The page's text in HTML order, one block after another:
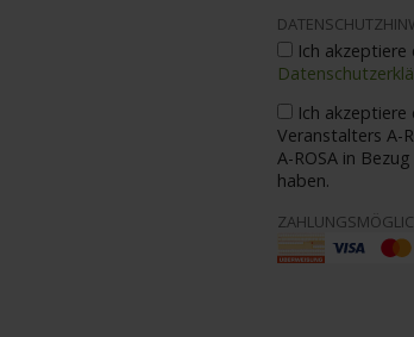
Ich akzeptiere
Ich akzeptiere
Veranstalters A-ROSA. Ferner bestätige ich die
A-ROSA in
haben.